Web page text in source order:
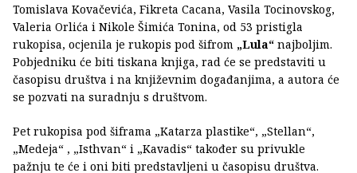
Tomislava Kovačevića, Fikreta Cacana, Vasila Tocinovskog,
Valeria Orlića i Nikole Šimića Tonina, od 53 pristigla
rukopisa, ocjenila je rukopis pod šifrom „Lula“ najboljim.
Pobjedniku će biti tiskana knjiga, rad će se predstaviti u
časopisu društva i na književnim događanjima, a autora će
se pozvati na suradnju s društvom.
Pet rukopisa pod šiframa „Katarza plastike“, „Stellan“,
„Medeja“ , „Isthvan“ i „Kavadis“ također su privukle
pažnju te će i oni biti predstavljeni u časopisu društva.